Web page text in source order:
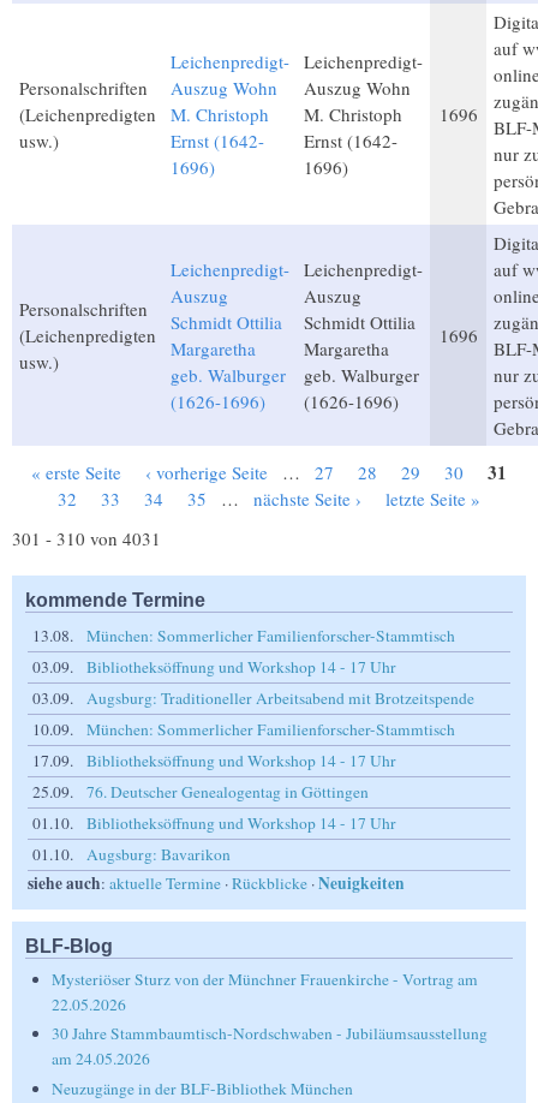
Personalschriften
(Leichenpredigten
usw.)
Leichenpredigt-
Auszug Wohn
M. Christoph
Ernst (1642-
1696)
Leichenpredigt-
Auszug Wohn
M. Christoph
Ernst (1642-
1696)
1696
auf
BLF-
nur
Personalschriften
(Leichenpredigten
usw.)
Leichenpredigt-
Auszug
Schmidt Ottilia
Margaretha
geb. Walburger
(1626-1696)
Leichenpredigt-
Auszug
Schmidt Ottilia
Margaretha
geb. Walburger
(1626-1696)
1696
auf
BLF-
nur
Seiten
« erste Seite ‹ vorherige Seite … 27 28 29 30 31
32 33 34 35 … nächste Seite ›
letzte Seite »
301 - 310 von 4031
kommende Termine
13.08.
München: Sommerlicher Familienforscher-Stammtisch
03.09.
Bibliotheksöffnung und Workshop 14 - 17 Uhr
03.09.
Augsburg: Traditioneller Arbeitsabend mit Brotzeitspende
10.09.
München: Sommerlicher Familienforscher-Stammtisch
17.09.
Bibliotheksöffnung und Workshop 14 - 17 Uhr
25.09.
76. Deutscher Genealogentag in Göttingen
01.10.
Bibliotheksöffnung und Workshop 14 - 17 Uhr
01.10.
Augsburg: Bavarikon
siehe auch: aktuelle Termine ·Rückblicke ·Neuigkeiten
BLF-Blog
Mysteriöser Sturz von der Münchner Frauenkirche - Vortrag am
22.05.2026
30 Jahre Stammbaumtisch-Nordschwaben - Jubiläumsausstellung
am 24.05.2026
Neuzugänge in der BLF-Bibliothek München